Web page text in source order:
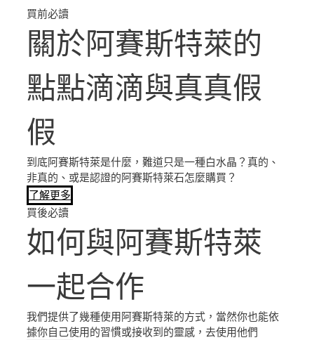
買前必讀
關於阿賽斯特萊的
點點滴滴與真真假
假
到底阿賽斯特萊是什麼，難道只是一種白水晶？真的、
非真的、或是認證的阿賽斯特萊石怎麼購買？
了解更多
買後必讀
如何與阿賽斯特萊
一起合作
我們提供了幾種使用阿賽斯特萊的方式，當然你也能依
據你自己使用的習慣或接收到的靈感，去使用他們